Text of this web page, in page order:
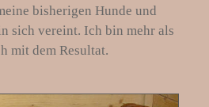
bisherigen Hunde und
sich vereint. Ich bin mehr als
mit dem Resultat.